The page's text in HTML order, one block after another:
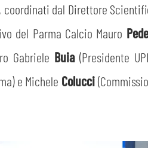
dal Direttore
del Parma Calcio Mauro
Gabriele Buia (Presidente
e Michele Colucci